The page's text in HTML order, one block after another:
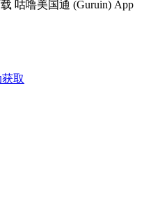
咕噜美国通 (Guruin) App
取